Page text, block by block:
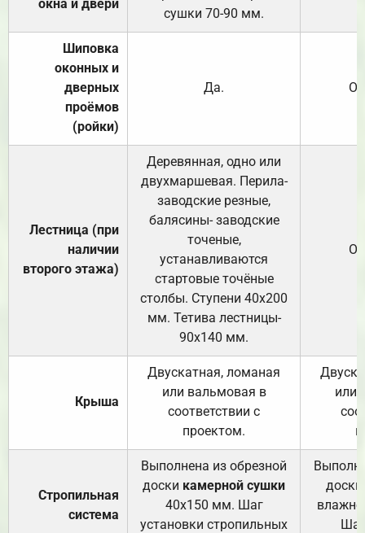
окна и двери
сушки 70-90 мм.
Шиповка
оконных и
дверных
проёмов
(ройки)
Да.
Лестница (при
наличии
второго этажа)
Деревянная, одно или
двухмаршевая. Перила-
заводские резные,
балясины- заводские
точеные,
устанавливаются
стартовые точёные
столбы. Ступени 40х200
мм. Тетива лестницы-
90х140 мм.
Крыша
Двускатная, ломаная
или вальмовая в
соответствии с
проектом.
или
Стропильная
система
Выполнена из обрезной
доски камерной сушки
40х150 мм. Шаг
установки стропильных
доски